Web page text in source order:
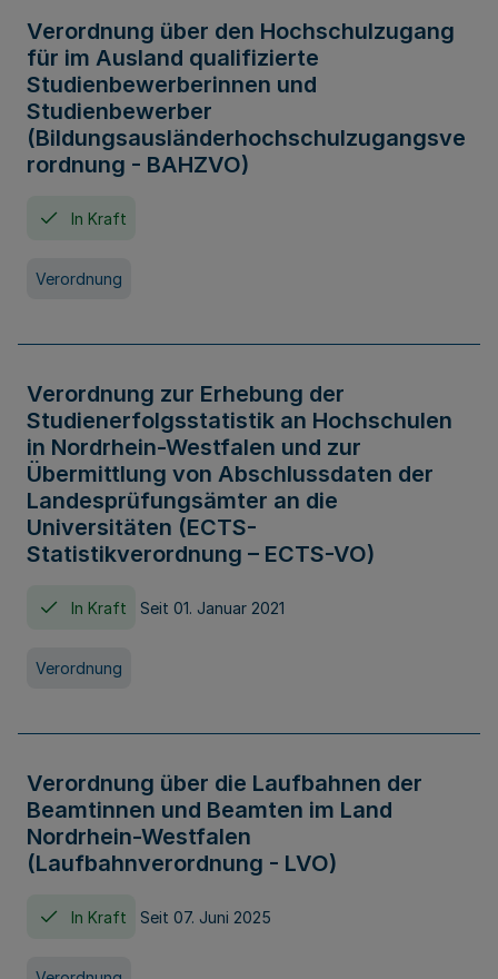
Verordnung über den Hochschulzugang
für im Ausland qualifizierte
Studienbewerberinnen und
Studienbewerber
(Bildungsausländerhochschulzugangsve
rordnung - BAHZVO)
In Kraft
Verordnung
Verordnung zur Erhebung der
Studienerfolgsstatistik an Hochschulen
in Nordrhein-Westfalen und zur
Übermittlung von Abschlussdaten der
Landesprüfungsämter an die
Universitäten (ECTS-
Statistikverordnung – ECTS-VO)
In Kraft Seit 01. Januar 2021
Verordnung
Verordnung über die Laufbahnen der
Beamtinnen und Beamten im Land
Nordrhein-Westfalen
(Laufbahnverordnung - LVO)
In Kraft Seit 07. Juni 2025